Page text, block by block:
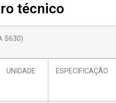
técnico
S630)
UNIDADE ESPECIFICAÇÃO